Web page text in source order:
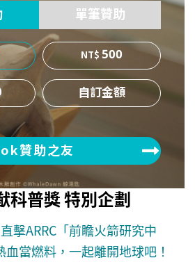
單筆贊助
500
贊助之友
普獎 特別企劃
擊ARRC「前瞻火箭研究中
當燃料，一起離開地球吧！